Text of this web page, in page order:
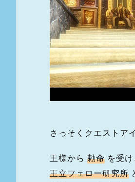
さっそくクエストア
王様から 勅命 を受
王立フェロー研究所